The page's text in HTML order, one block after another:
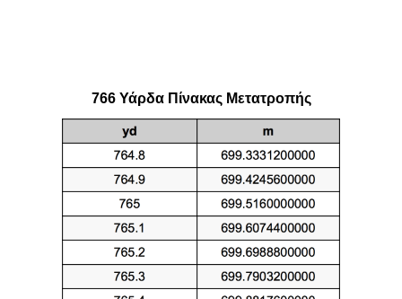
766 Υάρδα Πίνακας Μετατροπής